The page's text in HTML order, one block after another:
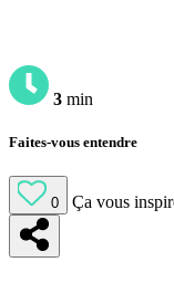
3 min
Faites-vous entendre
0 Ça vous